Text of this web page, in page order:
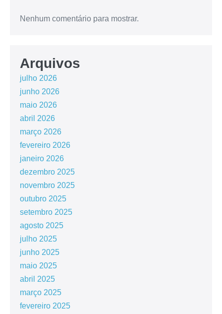
Nenhum comentário para mostrar.
Arquivos
julho 2026
junho 2026
maio 2026
abril 2026
março 2026
fevereiro 2026
janeiro 2026
dezembro 2025
novembro 2025
outubro 2025
setembro 2025
agosto 2025
julho 2025
junho 2025
maio 2025
abril 2025
março 2025
fevereiro 2025